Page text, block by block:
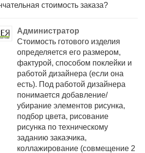
стоимость заказа?
Администратор
Стоимость готового изделия
определяется его размером,
фактурой, способом поклейки и
работой дизайнера (если она
есть). Под работой дизайнера
понимается добавление/
убирание элементов рисунка,
подбор цвета, рисование
рисунка по техническому
заданию заказчика,
коллажирование (совмещение 2